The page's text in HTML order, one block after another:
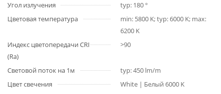
Угол излучения
typ: 180 °
Цветовая температура
min: 5800 K; typ: 6000 K; max:
6200 K
Индекс цветопередачи CRI
(Ra)
>90
Световой поток на 1м
typ: 450 lm/m
Цвет свечения
White | Белый 6000 K